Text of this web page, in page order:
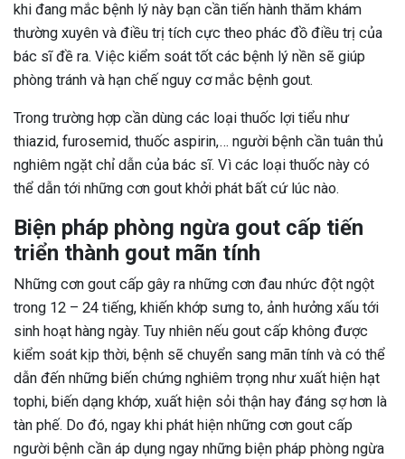
khi đang mắc bệnh lý này bạn cần tiến hành thăm khám
thường xuyên và điều trị tích cực theo phác đồ điều trị của
bác sĩ đề ra. Việc kiểm soát tốt các bệnh lý nền sẽ giúp
phòng tránh và hạn chế nguy cơ mắc bệnh gout.
Trong trường hợp cần dùng các loại thuốc lợi tiểu như
thiazid, furosemid, thuốc aspirin,… người bệnh cần tuân thủ
nghiêm ngặt chỉ dẫn của bác sĩ. Vì các loại thuốc này có
thể dẫn tới những cơn gout khởi phát bất cứ lúc nào.
Biện pháp phòng ngừa gout cấp tiến
triển thành gout mãn tính
Những cơn gout cấp gây ra những cơn đau nhức đột ngột
trong 12 – 24 tiếng, khiến khớp sưng to, ảnh hưởng xấu tới
sinh hoạt hàng ngày. Tuy nhiên nếu gout cấp không được
kiểm soát kịp thời, bệnh sẽ chuyển sang mãn tính và có thể
dẫn đến những biến chứng nghiêm trọng như xuất hiện hạt
tophi, biến dạng khớp, xuất hiện sỏi thận hay đáng sợ hơn là
tàn phế. Do đó, ngay khi phát hiện những cơn gout cấp
người bệnh cần áp dụng ngay những biện pháp phòng ngừa